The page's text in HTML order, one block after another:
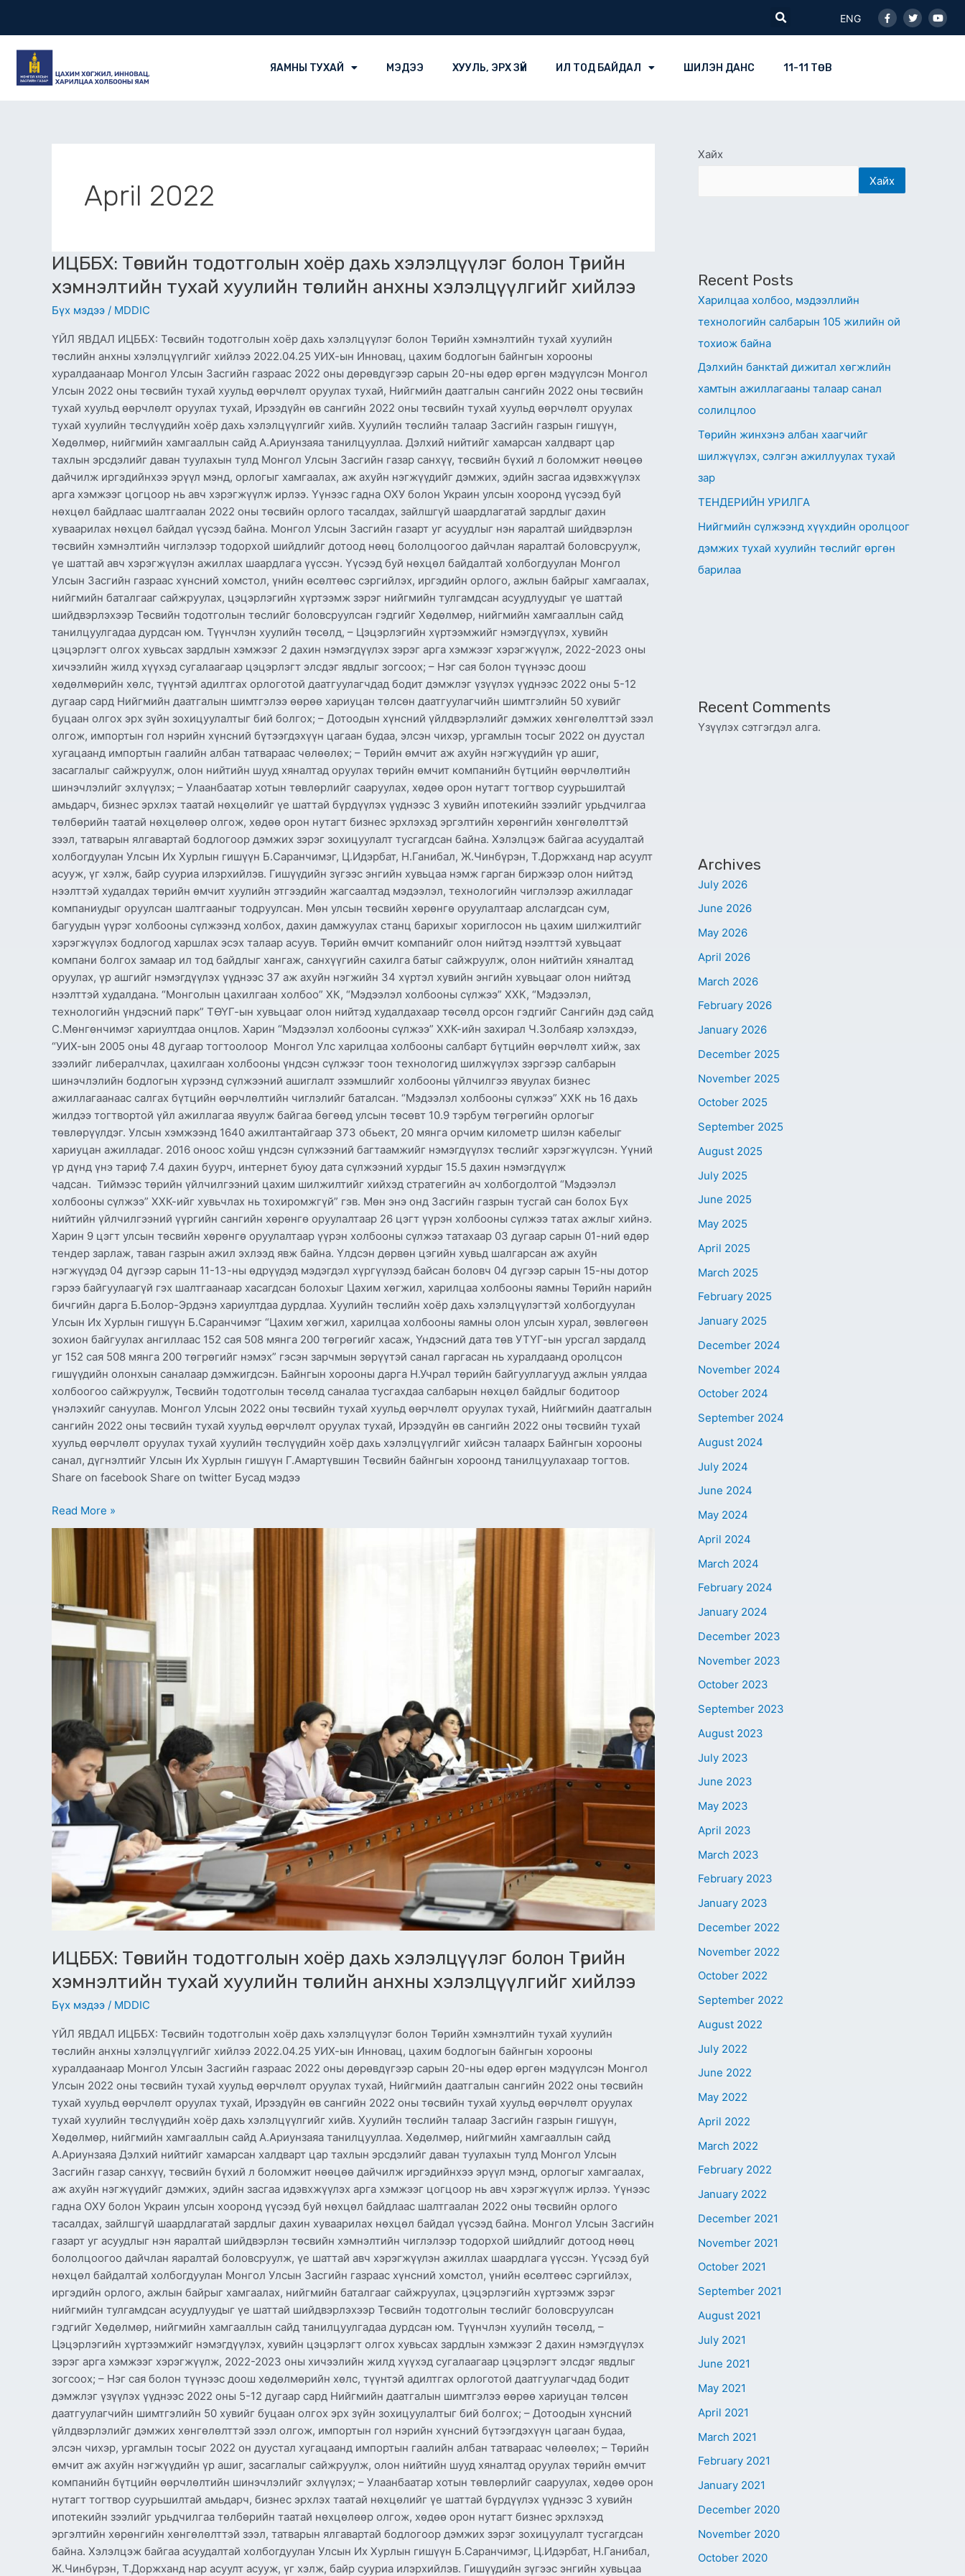
Search
ENG
f
ЯАМНЫ ТУХАЙ МЭДЭЭ ХУУЛЬ, ЭРХ ЗҮЙ ИЛ ТОД БАЙДАЛ ШИЛЭН ДАНС 11-11 ТӨВ
April 2022
ИЦББХ: Төсвийн тодотголын хоёр дахь хэлэлцүүлэг болон Төрийн
хэмнэлтийн тухай хуулийн төслийн анхны хэлэлцүүлгийг хийлээ
Бүх мэдээ / MDDIC
ҮЙЛ ЯВДАЛ ИЦББХ: Төсвийн тодотголын хоёр дахь хэлэлцүүлэг болон Төрийн хэмнэлтийн тухай хуулийн
төслийн анхны хэлэлцүүлгийг хийлээ 2022.04.25 УИХ-ын Инновац, цахим бодлогын байнгын хорооны
хуралдаанаар Монгол Улсын Засгийн газраас 2022 оны дөрөвдүгээр сарын 20-ны өдөр өргөн мэдүүлсэн Монгол
Улсын 2022 оны төсвийн тухай хуульд өөрчлөлт оруулах тухай, Нийгмийн даатгалын сангийн 2022 оны төсвийн
тухай хуульд өөрчлөлт оруулах тухай, Ирээдүйн өв сангийн 2022 оны төсвийн тухай хуульд өөрчлөлт оруулах
тухай хуулийн төслүүдийн хоёр дахь хэлэлцүүлгийг хийв. Хуулийн төслийн талаар Засгийн газрын гишүүн,
Хөдөлмөр, нийгмийн хамгааллын сайд А.Ариунзаяа танилцууллаа. Дэлхий нийтийг хамарсан халдварт цар
тахлын эрсдэлийг даван туулахын тулд Монгол Улсын Засгийн газар санхүү, төсвийн бүхий л боломжит нөөцөө
дайчилж иргэдийнхээ эрүүл мэнд, орлогыг хамгаалах, аж ахуйн нэгжүүдийг дэмжих, эдийн засгаа идэвхжүүлэх
арга хэмжээг цогцоор нь авч хэрэгжүүлж ирлээ. Үүнээс гадна ОХУ болон Украин улсын хооронд үүсээд буй
нөхцөл байдлаас шалтгаалан 2022 оны төсвийн орлого тасалдах, зайлшгүй шаардлагатай зардлыг дахин
хуваарилах нөхцөл байдал үүсээд байна. Монгол Улсын Засгийн газарт уг асуудлыг нэн яаралтай шийдвэрлэн
төсвийн хэмнэлтийн чиглэлээр тодорхой шийдлийг дотоод нөөц бололцоогоо дайчлан яаралтай боловсруулж,
үе шаттай авч хэрэгжүүлэн ажиллах шаардлага үүссэн. Үүсээд буй нөхцөл байдалтай холбогдуулан Монгол
Улсын Засгийн газраас хүнсний хомстол, үнийн өсөлтөөс сэргийлэх, иргэдийн орлого, ажлын байрыг хамгаалах,
нийгмийн баталгааг сайжруулах, цэцэрлэгийн хүртээмж зэрэг нийгмийн тулгамдсан асуудлуудыг үе шаттай
шийдвэрлэхээр Төсвийн тодотголын төслийг боловсруулсан гэдгийг Хөдөлмөр, нийгмийн хамгааллын сайд
танилцуулгадаа дурдсан юм. Түүнчлэн хуулийн төсөлд, – Цэцэрлэгийн хүртээмжийг нэмэгдүүлэх, хувийн
цэцэрлэгт олгох хувьсах зардлын хэмжээг 2 дахин нэмэгдүүлэх зэрэг арга хэмжээг хэрэгжүүлж, 2022-2023 оны
хичээлийн жилд хүүхэд сугалаагаар цэцэрлэгт элсдэг явдлыг зогсоох; – Нэг сая болон түүнээс доош
хөдөлмөрийн хөлс, түүнтэй адилтгах орлоготой даатгуулагчдад бодит дэмжлэг үзүүлэх үүднээс 2022 оны 5-12
дугаар сард Нийгмийн даатгалын шимтгэлээ өөрөө хариуцан төлсөн даатгуулагчийн шимтгэлийн 50 хувийг
буцаан олгох эрх зүйн зохицуулалтыг бий болгох; – Дотоодын хүнсний үйлдвэрлэлийг дэмжих хөнгөлөлттэй зээл
олгож, импортын гол нэрийн хүнсний бүтээгдэхүүн цагаан будаа, элсэн чихэр, ургамлын тосыг 2022 он дуустал
хугацаанд импортын гаалийн албан татвараас чөлөөлөх; – Төрийн өмчит аж ахуйн нэгжүүдийн үр ашиг,
засаглалыг сайжруулж, олон нийтийн шууд хяналтад оруулах төрийн өмчит компанийн бүтцийн өөрчлөлтийн
шинэчлэлийг эхлүүлэх; – Улаанбаатар хотын төвлөрлийг сааруулах, хөдөө орон нутагт тогтвор суурьшилтай
амьдарч, бизнес эрхлэх таатай нөхцөлийг үе шаттай бүрдүүлэх үүднээс 3 хувийн ипотекийн зээлийг урьдчилгаа
төлбөрийн таатай нөхцөлөөр олгож, хөдөө орон нутагт бизнес эрхлэхэд эргэлтийн хөрөнгийн хөнгөлөлттэй
зээл, татварын ялгавартай бодлогоор дэмжих зэрэг зохицуулалт тусгагдсан байна. Хэлэлцэж байгаа асуудалтай
холбогдуулан Улсын Их Хурлын гишүүн Б.Саранчимэг, Ц.Идэрбат, Н.Ганибал, Ж.Чинбүрэн, Т.Доржханд нар асуулт
асууж, үг хэлж, байр сууриа илэрхийлэв. Гишүүдийн зүгээс энгийн хувьцаа нэмж гарган биржээр олон нийтэд
нээлттэй худалдах төрийн өмчит хуулийн этгээдийн жагсаалтад мэдээлэл, технологийн чиглэлээр ажилладаг
компаниудыг оруулсан шалтгааныг тодруулсан. Мөн улсын төсвийн хөрөнгө оруулалтаар алслагдсан сум,
багуудын үүрэг холбооны сүлжээнд холбох, дахин дамжуулах станц барихыг хориглосон нь цахим шилжилтийг
хэрэгжүүлэх бодлогод харшлах эсэх талаар асуув. Төрийн өмчит компанийг олон нийтэд нээлттэй хувьцаат
компани болгох замаар ил тод байдлыг хангаж, санхүүгийн сахилга батыг сайжруулж, олон нийтийн хяналтад
оруулах, үр ашгийг нэмэгдүүлэх үүднээс 37 аж ахуйн нэгжийн 34 хүртэл хувийн энгийн хувьцааг олон нийтэд
нээлттэй худалдана. “Монголын цахилгаан холбоо” ХК​, “Мэдээлэл холбооны сүлжээ” ХХК, “Мэдээлэл,
технологийн үндэсний парк” ТӨҮГ​-ын хувьцааг олон нийтэд худалдахаар төсөлд орсон гэдгийг Сангийн дэд сайд
С.Мөнгөнчимэг хариултдаа онцлов. Харин “Мэдээлэл холбооны сүлжээ” ХХК-ийн захирал Ч.Золбаяр хэлэхдээ,
“УИХ-ын 2005 оны 48 дугаар тогтоолоор Монгол Улс харилцаа холбооны салбарт бүтцийн өөрчлөлт хийж, зах
зээлийг либералчлах, цахилгаан холбооны үндсэн сүлжээг тоон технологид шилжүүлэх зэргээр салбарын
шинэчлэлийн бодлогын хүрээнд сүлжээний ашиглалт эзэмшлийг холбооны үйлчилгээ явуулах бизнес
ажиллагаанаас салгах бүтцийн өөрчлөлтийн чиглэлийг баталсан. “Мэдээлэл холбооны сүлжээ” ХХК нь 16 дахь
жилдээ тогтвортой үйл ажиллагаа явуулж байгаа бөгөөд улсын төсөвт 10.9 тэрбум төгрөгийн орлогыг
төвлөрүүлдэг. Улсын хэмжээнд 1640 ажилтантайгаар 373 обьект, 20 мянга орчим километр шилэн кабелыг
хариуцан ажилладаг. 2016 оноос хойш үндсэн сүлжээний багтаамжийг нэмэгдүүлэх төслийг хэрэгжүүлсэн. Үүний
үр дүнд үнэ тариф 7.4 дахин буурч, интернет буюу дата сүлжээний хурдыг 15.5 дахин нэмэгдүүлж
чадсан. Тиймээс төрийн үйлчилгээний цахим шилжилтийг хийхэд стратегийн ач холбогдолтой “Мэдээлэл
холбооны сүлжээ” ХХК-ийг хувьчлах нь тохиромжгүй” гэв. Мөн энэ онд Засгийн газрын тусгай сан болох Бүх
нийтийн үйлчилгээний үүргийн сангийн хөрөнгө оруулалтаар 26 цэгт үүрэн холбооны сүлжээ татах ажлыг хийнэ.
Харин 9 цэгт улсын төсвийн хөрөнгө оруулалтаар үүрэн холбооны сүлжээ татахаар 03 дугаар сарын 01-ний өдөр
тендер зарлаж, таван газрын ажил эхлээд явж байна. Үлдсэн дөрвөн цэгийн хувьд шалгарсан аж ахуйн
нэгжүүдэд 04 дүгээр сарын 11-13-ны өдрүүдэд мэдэгдэл хүргүүлээд байсан боловч 04 дүгээр сарын 15-ны дотор
гэрээ байгуулаагүй гэх шалтгаанаар хасагдсан болохыг Цахим хөгжил, харилцаа холбооны яамны Төрийн нарийн
бичгийн дарга Б.Болор-Эрдэнэ хариултдаа дурдлаа. Хуулийн төслийн хоёр дахь хэлэлцүүлэгтэй холбогдуулан
Улсын Их Хурлын гишүүн Б.Саранчимэг “Цахим хөгжил, харилцаа холбооны яамны олон улсын хурал, зөвлөгөөн
зохион байгуулах ангиллаас 152 сая 508 мянга 200 төгрөгийг хасаж, Үндэсний дата төв УТҮГ-ын урсгал зардалд
уг 152 сая 508 мянга 200 төгрөгийг нэмэх” гэсэн зарчмын зөрүүтэй санал гаргасан нь хуралдаанд оролцсон
гишүүдийн олонхын саналаар дэмжигдсэн. Байнгын хорооны дарга Н.Учрал төрийн байгууллагууд ажлын уялдаа
холбоогоо сайжруулж, Төсвийн тодотголын төсөлд саналаа тусгахдаа салбарын нөхцөл байдлыг бодитоор
үнэлэхийг сануулав. Монгол Улсын 2022 оны төсвийн тухай хуульд өөрчлөлт оруулах тухай, Нийгмийн даатгалын
сангийн 2022 оны төсвийн тухай хуульд өөрчлөлт оруулах тухай, Ирээдүйн өв сангийн 2022 оны төсвийн тухай
хуульд өөрчлөлт оруулах тухай хуулийн төслүүдийн хоёр дахь хэлэлцүүлгийг хийсэн талаарх Байнгын хорооны
санал, дүгнэлтийг Улсын Их Хурлын гишүүн Г.Амартүвшин Төсвийн байнгын хороонд танилцуулахаар тогтов.
Share on facebook Share on twitter Бусад мэдээ
ИЦББХ:
Төсвийн
тодотголын
хоёр
хэлэлцүүлэг
болон
Төрийн
хэмнэлтийн
тухай
хуулийн
төслийн
анхны
хэлэлцүүлгийг
хийлээ
Read More »
ИЦББХ: Төсвийн тодотголын хоёр дахь хэлэлцүүлэг болон Төрийн
хэмнэлтийн тухай хуулийн төслийн анхны хэлэлцүүлгийг хийлээ
Бүх мэдээ / MDDIC
ҮЙЛ ЯВДАЛ ИЦББХ: Төсвийн тодотголын хоёр дахь хэлэлцүүлэг болон Төрийн хэмнэлтийн тухай хуулийн
төслийн анхны хэлэлцүүлгийг хийлээ 2022.04.25 УИХ-ын Инновац, цахим бодлогын байнгын хорооны
хуралдаанаар Монгол Улсын Засгийн газраас 2022 оны дөрөвдүгээр сарын 20-ны өдөр өргөн мэдүүлсэн Монгол
Улсын 2022 оны төсвийн тухай хуульд өөрчлөлт оруулах тухай, Нийгмийн даатгалын сангийн 2022 оны төсвийн
тухай хуульд өөрчлөлт оруулах тухай, Ирээдүйн өв сангийн 2022 оны төсвийн тухай хуульд өөрчлөлт оруулах
тухай хуулийн төслүүдийн хоёр дахь хэлэлцүүлгийг хийв. Хуулийн төслийн талаар Засгийн газрын гишүүн,
Хөдөлмөр, нийгмийн хамгааллын сайд А.Ариунзаяа танилцууллаа. Хөдөлмөр, нийгмийн хамгааллын сайд
А.Ариунзаяа Дэлхий нийтийг хамарсан халдварт цар тахлын эрсдэлийг даван туулахын тулд Монгол Улсын
Засгийн газар санхүү, төсвийн бүхий л боломжит нөөцөө дайчилж иргэдийнхээ эрүүл мэнд, орлогыг хамгаалах,
аж ахуйн нэгжүүдийг дэмжих, эдийн засгаа идэвхжүүлэх арга хэмжээг цогцоор нь авч хэрэгжүүлж ирлээ. Үүнээс
гадна ОХУ болон Украин улсын хооронд үүсээд буй нөхцөл байдлаас шалтгаалан 2022 оны төсвийн орлого
тасалдах, зайлшгүй шаардлагатай зардлыг дахин хуваарилах нөхцөл байдал үүсээд байна. Монгол Улсын Засгийн
газарт уг асуудлыг нэн яаралтай шийдвэрлэн төсвийн хэмнэлтийн чиглэлээр тодорхой шийдлийг дотоод нөөц
бололцоогоо дайчлан яаралтай боловсруулж, үе шаттай авч хэрэгжүүлэн ажиллах шаардлага үүссэн. Үүсээд буй
нөхцөл байдалтай холбогдуулан Монгол Улсын Засгийн газраас хүнсний хомстол, үнийн өсөлтөөс сэргийлэх,
иргэдийн орлого, ажлын байрыг хамгаалах, нийгмийн баталгааг сайжруулах, цэцэрлэгийн хүртээмж зэрэг
нийгмийн тулгамдсан асуудлуудыг үе шаттай шийдвэрлэхээр Төсвийн тодотголын төслийг боловсруулсан
гэдгийг Хөдөлмөр, нийгмийн хамгааллын сайд танилцуулгадаа дурдсан юм. Түүнчлэн хуулийн төсөлд, –
Цэцэрлэгийн хүртээмжийг нэмэгдүүлэх, хувийн цэцэрлэгт олгох хувьсах зардлын хэмжээг 2 дахин нэмэгдүүлэх
зэрэг арга хэмжээг хэрэгжүүлж, 2022-2023 оны хичээлийн жилд хүүхэд сугалаагаар цэцэрлэгт элсдэг явдлыг
зогсоох; – Нэг сая болон түүнээс доош хөдөлмөрийн хөлс, түүнтэй адилтгах орлоготой даатгуулагчдад бодит
дэмжлэг үзүүлэх үүднээс 2022 оны 5-12 дугаар сард Нийгмийн даатгалын шимтгэлээ өөрөө хариуцан төлсөн
даатгуулагчийн шимтгэлийн 50 хувийг буцаан олгох эрх зүйн зохицуулалтыг бий болгох; – Дотоодын хүнсний
үйлдвэрлэлийг дэмжих хөнгөлөлттэй зээл олгож, импортын гол нэрийн хүнсний бүтээгдэхүүн цагаан будаа,
элсэн чихэр, ургамлын тосыг 2022 он дуустал хугацаанд импортын гаалийн албан татвараас чөлөөлөх; – Төрийн
өмчит аж ахуйн нэгжүүдийн үр ашиг, засаглалыг сайжруулж, олон нийтийн шууд хяналтад оруулах төрийн өмчит
компанийн бүтцийн өөрчлөлтийн шинэчлэлийг эхлүүлэх; – Улаанбаатар хотын төвлөрлийг сааруулах, хөдөө орон
нутагт тогтвор суурьшилтай амьдарч, бизнес эрхлэх таатай нөхцөлийг үе шаттай бүрдүүлэх үүднээс 3 хувийн
ипотекийн зээлийг урьдчилгаа төлбөрийн таатай нөхцөлөөр олгож, хөдөө орон нутагт бизнес эрхлэхэд
эргэлтийн хөрөнгийн хөнгөлөлттэй зээл, татварын ялгавартай бодлогоор дэмжих зэрэг зохицуулалт тусгагдсан
байна. Хэлэлцэж байгаа асуудалтай холбогдуулан Улсын Их Хурлын гишүүн Б.Саранчимэг, Ц.Идэрбат, Н.Ганибал,
Ж.Чинбүрэн, Т.Доржханд нар асуулт асууж, үг хэлж, байр сууриа илэрхийлэв. Гишүүдийн зүгээс энгийн хувьцаа
ИЦББХ:
Төсвийн
тодотголын
дахь
хэлэлцүүлэг
Төрийн
хэмнэлтийн
хуулийн
төслийн
анхны
хэлэлцүүлгийг
хийлээ
Хайх
Хайх
Recent Posts
Харилцаа холбоо, мэдээллийн
технологийн салбарын 105 жилийн ой
тохиож байна
Дэлхийн банктай дижитал хөгжлийн
хамтын ажиллагааны талаар санал
солилцлоо
Төрийн жинхэнэ албан хаагчийг
шилжүүлэх, сэлгэн ажиллуулах тухай
зар
ТЕНДЕРИЙН УРИЛГА
Нийгмийн сүлжээнд хүүхдийн оролцоог
дэмжих тухай хуулийн төслийг өргөн
барилаа
Recent Comments
Үзүүлэх сэтгэгдэл алга.
Archives
July 2026
June 2026
May 2026
April 2026
March 2026
February 2026
January 2026
December 2025
November 2025
October 2025
September 2025
August 2025
July 2025
June 2025
May 2025
April 2025
March 2025
February 2025
January 2025
December 2024
November 2024
October 2024
September 2024
August 2024
July 2024
June 2024
May 2024
April 2024
March 2024
February 2024
January 2024
December 2023
November 2023
October 2023
September 2023
August 2023
July 2023
June 2023
May 2023
April 2023
March 2023
February 2023
January 2023
December 2022
November 2022
October 2022
September 2022
August 2022
July 2022
June 2022
May 2022
April 2022
March 2022
February 2022
January 2022
December 2021
November 2021
October 2021
September 2021
August 2021
July 2021
June 2021
May 2021
April 2021
March 2021
February 2021
January 2021
December 2020
November 2020
October 2020